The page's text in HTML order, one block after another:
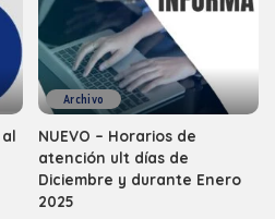
Archivo
NUEVO – Horarios de
atención ult días de
Diciembre y durante Enero
2025